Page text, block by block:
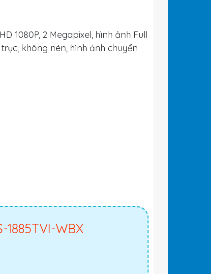
1080P, 2 Megapixel, hình ảnh Full
không nén, hình ảnh chuyển
WBX